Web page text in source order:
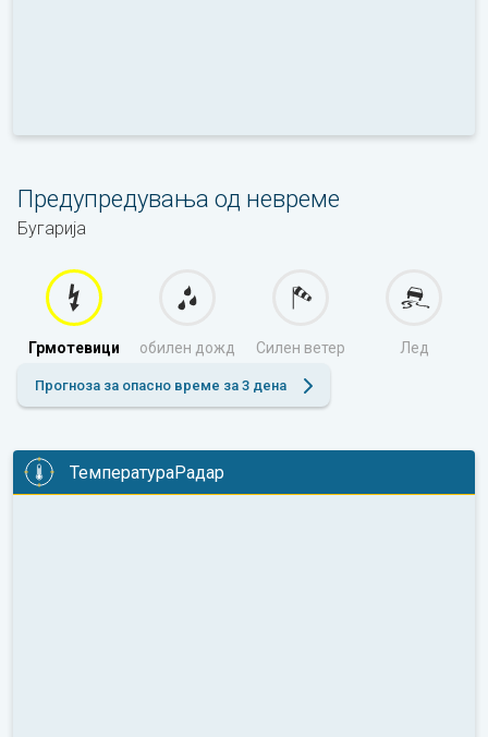
Предупредувања од невреме
Бугарија
Грмотевици обилен дожд Силен ветер Лед
Прогноза за опасно време за 3 дена
ТемператураРадар